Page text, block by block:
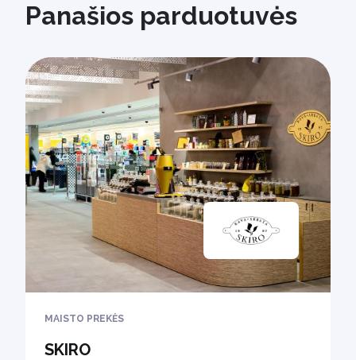
Panašios parduotuvės
MAISTO PREKĖS
SKIRO